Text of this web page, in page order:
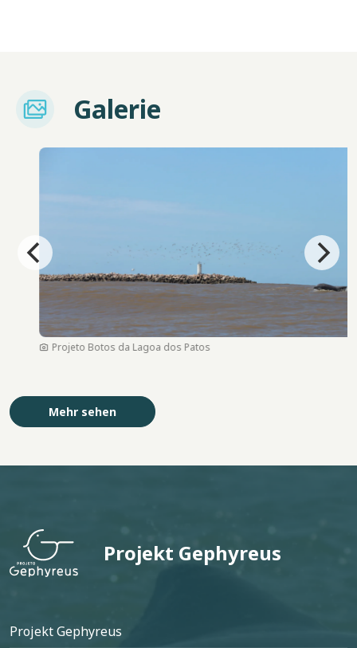
Imagem Galerie
Projeto Botos da Lagoa dos Patos
Mehr sehen
Projekt Gephyreus
Fußzeile
Projekt Gephyreus